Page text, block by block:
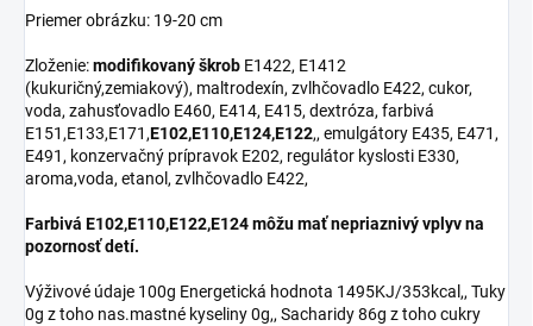
Priemer obrázku: 19-20 cm
Zloženie:modifikovaný škrob E1422, E1412
(kukuričný,zemiakový), maltrodexín, zvlhčovadlo E422, cukor,
voda, zahusťovadlo E460, E414, E415, dextróza, farbivá
E151,E133,E171,E102,E110,E124,E122,, emulgátory E435, E471,
E491, konzervačný prípravok E202, regulátor kyslosti E330,
aroma,voda, etanol, zvlhčovadlo E422,
Farbivá E102,E110,E122,E124 môžu mať nepriaznivý vplyv na
pozornosť detí.
Výživové údaje 100g Energetická hodnota 1495KJ/353kcal,, Tuky
0g z toho nas.mastné kyseliny 0g,, Sacharidy 86g z toho cukry